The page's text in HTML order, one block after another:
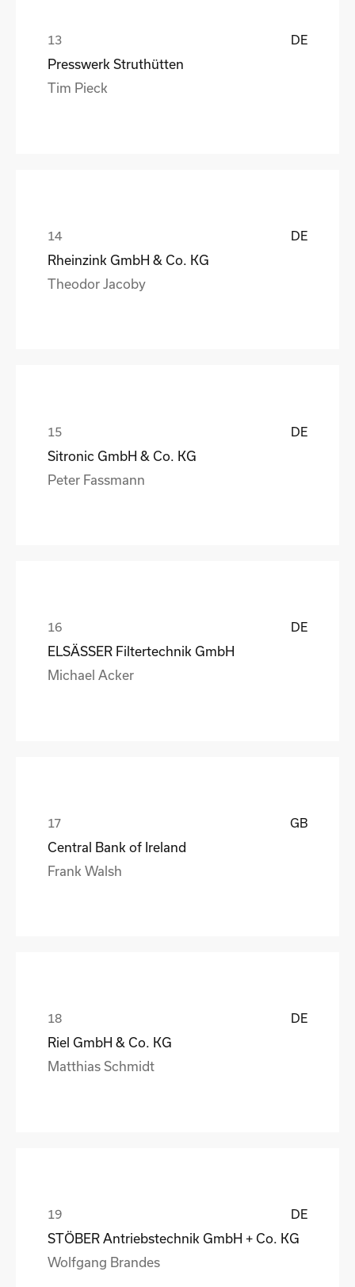
DE
Presswerk Struthütten
Tim Pieck
DE
Rheinzink GmbH & Co. KG
Theodor Jacoby
DE
Sitronic GmbH & Co. KG
Peter Fassmann
DE
ELSÄSSER Filtertechnik GmbH
Michael Acker
GB
Central Bank of Ireland
Frank Walsh
DE
Riel GmbH & Co. KG
Matthias Schmidt
DE
STÖBER Antriebstechnik GmbH + Co. KG
Wolfgang Brandes